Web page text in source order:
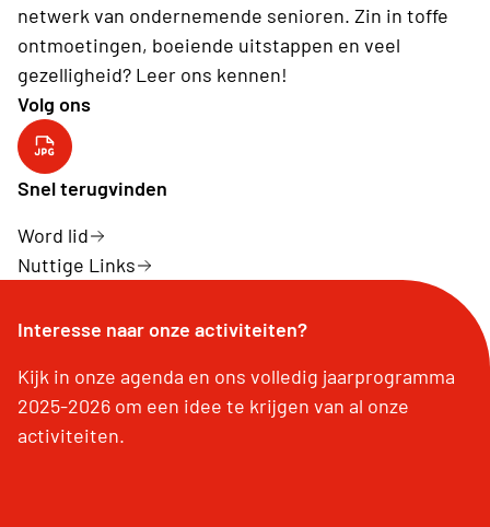
netwerk van ondernemende senioren. Zin in toffe
ontmoetingen, boeiende uitstappen en veel
gezelligheid? Leer ons kennen!
Volg ons
YouTube kanaal
Snel terugvinden
Word lid
Nuttige Links
Interesse naar onze activiteiten?
Kijk in onze agenda en ons volledig jaarprogramma
2025-2026 om een idee te krijgen van al onze
activiteiten.